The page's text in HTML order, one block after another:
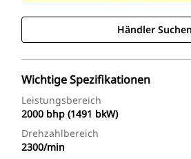
Händler Suchen
Wichtige Spezifikationen
Leistungsbereich
2000 bhp (1491 bkW)
Drehzahlbereich
2300/min